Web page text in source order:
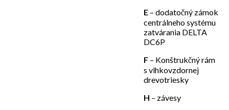
E – dodatočný zámok
centrálneho systému
zatvárania DELTA
DC6P
F – Konštrukčný rám
s vlhkovzdornej
drevotriesky
H – závesy